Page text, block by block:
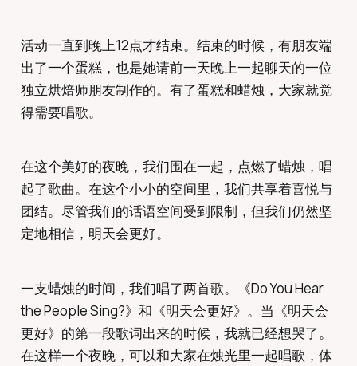
活动一直到晚上12点才结束。结束的时候，有朋友端
出了一个蛋糕，也是她请前一天晚上一起聊天的一位
独立烘焙师朋友制作的。有了蛋糕和蜡烛，大家就觉
得需要唱歌。
在这个美好的夜晚，我们围在一起，点燃了蜡烛，唱
起了歌曲。在这个小小的空间里，我们共享着喜悦与
团结。尽管我们的话语空间受到限制，但我们仍然坚
定地相信，明天会更好。
一支蜡烛的时间，我们唱了两首歌。《Do You Hear
the People Sing?》和《明天会更好》。当《明天会
更好》的第一段歌词出来的时候，我就已经想哭了。
在这样一个夜晚，可以和大家在烛光里一起唱歌，体